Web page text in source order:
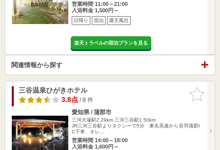
営業時間 11:00～21:00
入浴料金 1,500円～
日帰り 宿泊 露天風呂
楽天トラベルの宿泊プランを見る
関連情報から探す
お気に入
りに追加
三谷温泉ひがきホテル
3.8点/ 8 件
愛知県 / 蒲郡市
三河大塚駅2.29km 三河三谷駅1.50km
JR三河三谷駅よりタクシーで5分 東名高速から音羽蒲郡I
C下車、オレ…
営業時間 14:00～18:00
入浴料金 1,600円～